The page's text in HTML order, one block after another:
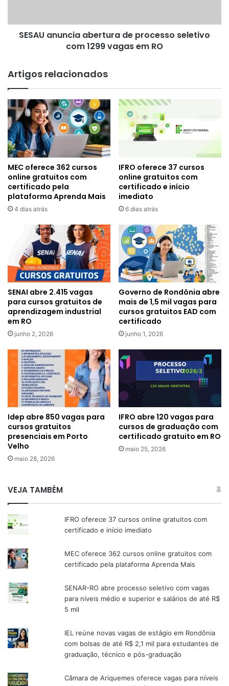
vagas
SESAU anuncia abertura de processo seletivo
com 1299 vagas em RO
Artigos relacionados
MEC oferece 362 cursos
online gratuitos com
certificado pela
plataforma Aprenda Mais
4 dias atrás
IFRO oferece 37 cursos
online gratuitos com
certificado e início
imediato
6 dias atrás
SENAI abre 2.415 vagas
para cursos gratuitos de
aprendizagem industrial
em RO
junho 2, 2026
Governo de Rondônia abre
mais de 1,5 mil vagas para
cursos gratuitos EAD com
certificado
junho 1, 2026
Idep abre 850 vagas para
cursos gratuitos
presenciais em Porto
Velho
maio 28, 2026
IFRO abre 120 vagas para
cursos de graduação com
certificado gratuito em RO
maio 25, 2026
VEJA TAMBÉM
IFRO oferece 37 cursos online gratuitos com
certificado e início imediato
MEC oferece 362 cursos online gratuitos com
certificado pela plataforma Aprenda Mais
SENAR-RO abre processo seletivo com vagas
para níveis médio e superior e salários de até R$
5 mil
IEL reúne novas vagas de estágio em Rondônia
com bolsas de até R$ 2,1 mil para estudantes de
graduação, técnico e pós-graduação
Câmara de Ariquemes oferece vagas para níveis